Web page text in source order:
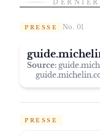
PRESSE No. 01
Source:
PRESSE